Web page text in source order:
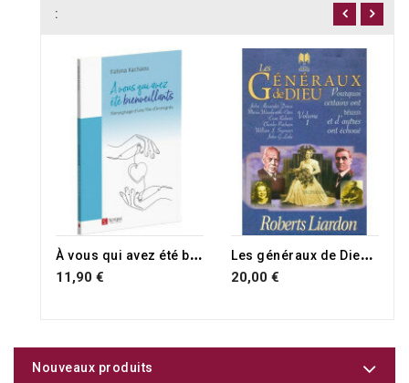
:
À
vous qui avez été bienveillants
11,90 €
L
es généraux de Dieu - Pourquoi certains ont réussi et d'autres ont échoué vol 1
20,00 €
Nouveaux produits